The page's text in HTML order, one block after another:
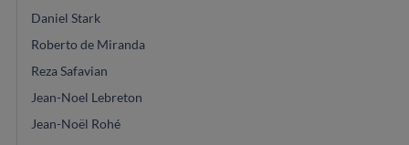
Daniel Stark
Roberto de Miranda
Reza Safavian
Jean-Noel Lebreton
Jean-Noël Rohé